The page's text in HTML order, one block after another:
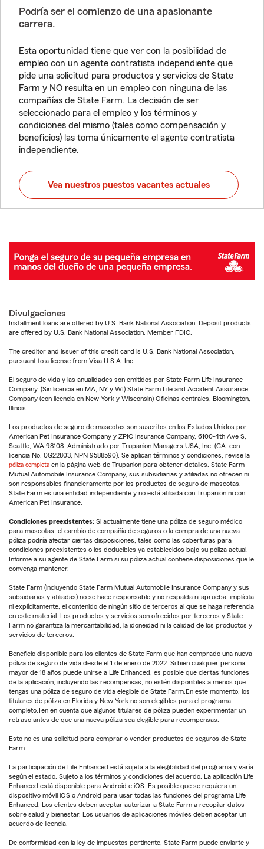
Podría ser el comienzo de una apasionante
carrera.
Esta oportunidad tiene que ver con la posibilidad de
empleo con un agente contratista independiente que
pide una solicitud para productos y servicios de State
Farm y NO resulta en un empleo con ninguna de las
compañías de State Farm. La decisión de ser
seleccionado para el empleo y los términos y
condiciones del mismo (tales como compensación y
beneficios) las toma únicamente el agente contratista
independiente.
Vea nuestros puestos vacantes actuales
Divulgaciones
Installment loans are offered by U.S. Bank National Association. Deposit products
are offered by U.S. Bank National Association. Member FDIC.
The creditor and issuer of this credit card is U.S. Bank National Association,
pursuant to a license from Visa U.S.A. Inc.
El seguro de vida y las anualidades son emitidos por State Farm Life Insurance
Company. (Sin licencia en MA, NY y WI) State Farm Life and Accident Assurance
Company (con licencia en New York y Wisconsin) Oficinas centrales, Bloomington,
Illinois.
Los productos de seguro de mascotas son suscritos en los Estados Unidos por
American Pet Insurance Company y ZPIC Insurance Company, 6100-4th Ave S,
Seattle, WA 98108. Administrado por Trupanion Managers USA, Inc. (CA: con
licencia No. 0G22803, NPN 9588590). Se aplican términos y condiciones, revise la
póliza completa en la página web de Trupanion para obtener detalles. State Farm
Mutual Automobile Insurance Company, sus subsidiarias y afiliadas no ofrecen ni
son responsables financieramente por los productos de seguro de mascotas.
State Farm es una entidad independiente y no está afiliada con Trupanion ni con
American Pet Insurance.
Condiciones preexistentes: Si actualmente tiene una póliza de seguro médico
para mascotas, el cambio de compañía de seguros o la compra de una nueva
póliza podría afectar ciertas disposiciones, tales como las coberturas para
condiciones preexistentes o los deducibles ya establecidos bajo su póliza actual.
Informe a su agente de State Farm si su póliza actual contiene disposiciones que le
convenga mantener.
State Farm (incluyendo State Farm Mutual Automobile Insurance Company y sus
subsidiarias y afiliadas) no se hace responsable y no respalda ni aprueba, implícita
ni explícitamente, el contenido de ningún sitio de terceros al que se haga referencia
en este material. Los productos y servicios son ofrecidos por terceros y State
Farm no garantiza la mercantabilidad, la idoneidad ni la calidad de los productos y
servicios de terceros.
Beneficio disponible para los clientes de State Farm que han comprado una nueva
póliza de seguro de vida desde el 1 de enero de 2022. Si bien cualquier persona
mayor de 18 años puede unirse a Life Enhanced, es posible que ciertas funciones
de la aplicación, incluyendo las recompensas, no estén disponibles a menos que
tengas una póliza de seguro de vida elegible de State Farm.En este momento, los
titulares de póliza en Florida y New York no son elegibles para el programa
completo.Ten en cuenta que algunos titulares de póliza pueden experimentar un
retraso antes de que una nueva póliza sea elegible para recompensas.
Esto no es una solicitud para comprar o vender productos de seguros de State
Farm.
La participación de Life Enhanced está sujeta a la elegibilidad del programa y varía
según el estado. Sujeto a los términos y condiciones del acuerdo. La aplicación Life
Enhanced está disponible para Android e iOS. Es posible que se requiera un
dispositivo móvil iOS o Android para usar todas las funciones del programa Life
Enhanced. Los clientes deben aceptar autorizar a State Farm a recopilar datos
sobre salud y bienestar. Los usuarios de aplicaciones móviles deben aceptar un
acuerdo de licencia.
De conformidad con la ley de impuestos pertinente, State Farm puede enviarte y